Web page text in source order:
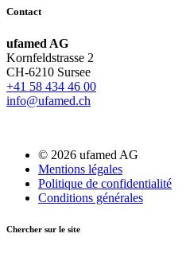
Contact
ufamed AG
Kornfeldstrasse 2
CH-6210 Sursee
+41 58 434 46 00
info@ufamed.ch
© 2026 ufamed AG
Mentions légales
Politique de confidentialité
Conditions générales
Chercher sur le site